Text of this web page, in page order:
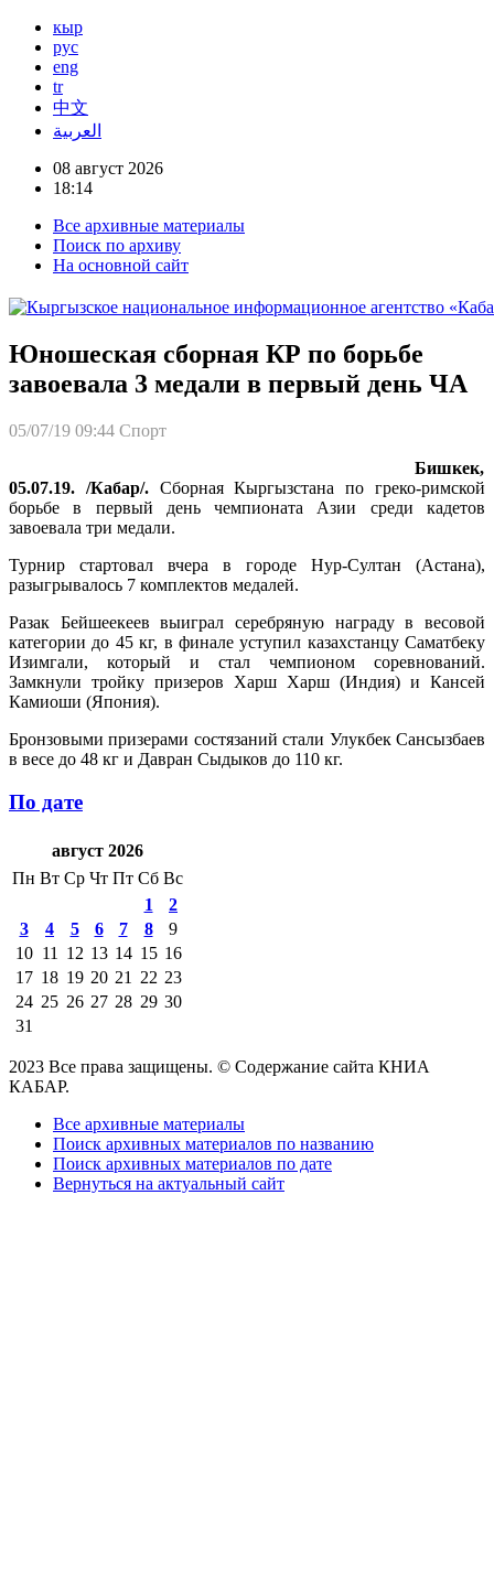
кыр
рус
eng
tr
中文
العربية
08 август 2026
18:14
Все архивные материалы
Поиск по архиву
На основной сайт
Юношеская сборная КР по борьбе
завоевала 3 медали в первый день ЧА
05/07/19 09:44 Спорт
Бишкек,
05.07.19. /Кабар/.Сборная Кыргызстана по греко-римской
борьбе в первый день чемпионата Азии среди кадетов
завоевала три медали.
Турнир стартовал вчера в городе Нур-Султан (Астана),
разыгрывалось 7 комплектов медалей.
Разак Бейшеекеев выиграл серебряную награду в весовой
категории до 45 кг, в финале уступил казахстанцу Саматбеку
Изимгали, который и стал чемпионом соревнований.
Замкнули тройку призеров Харш Харш (Индия) и Кансей
Камиоши (Япония).
Бронзовыми призерами состязаний стали Улукбек Сансызбаев
в весе до 48 кг и Давран Сыдыков до 110 кг.
По дате
август 2026
Пн Вт Ср Чт Пт Сб Вс
1
2
3
4 5 6 7 8
9
10 11 12 13 14 15 16
17 18 19 20 21 22 23
24 25 26 27 28 29 30
31
2023 Все права защищены. © Содержание сайта КНИА
КАБАР.
Все архивные материалы
Поиск архивных материалов по названию
Поиск архивных материалов по дате
Вернуться на актуальный сайт